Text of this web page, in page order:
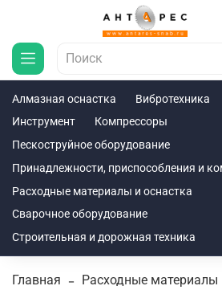
Алмазная оснастка Вибротехника
Инструмент
Компрессоры
Пескоструйное оборудование
Принадлежности, приспособления и
Расходные материалы и оснастка
Сварочное оборудование
Строительная и дорожная техника
Главная
Расходные материалы